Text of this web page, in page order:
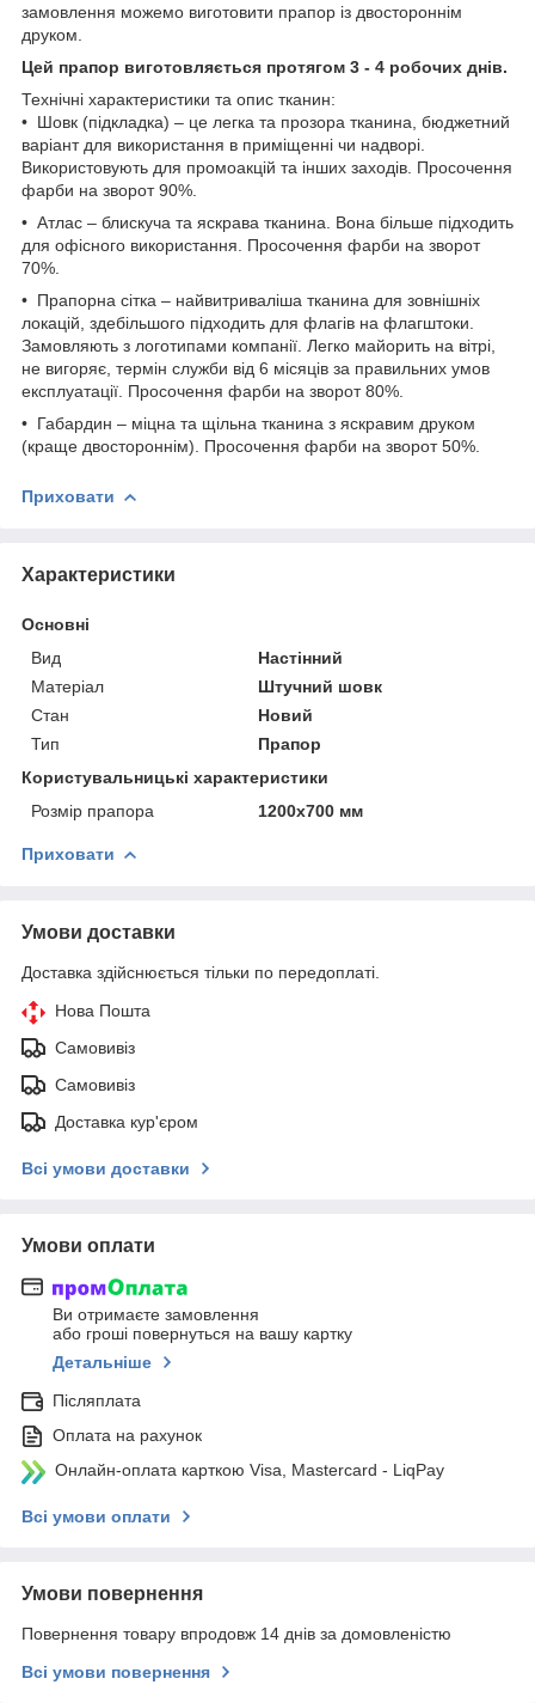
замовлення можемо виготовити прапор із двостороннім
друком.
Цей прапор виготовляється протягом 3 - 4 робочих днів.
Технічні характеристики та опис тканин:
• Шовк (підкладка) – це легка та прозора тканина, бюджетний
варіант для використання в приміщенні чи надворі.
Використовують для промоакцій та інших заходів. Просочення
фарби на зворот 90%.
• Атлас – блискуча та яскрава тканина. Вона більше підходить
для офісного використання. Просочення фарби на зворот
70%.
• Прапорна сітка – найвитриваліша тканина для зовнішніх
локацій, здебільшого підходить для флагів на флагштоки.
Замовляють з логотипами компанії. Легко майорить на вітрі,
не вигоряє, термін служби від 6 місяців за правильних умов
експлуатації. Просочення фарби на зворот 80%.
• Габардин – міцна та щільна тканина з яскравим друком
(краще двостороннім). Просочення фарби на зворот 50%.
Приховати
Характеристики
Основні
Вид
Настінний
Матеріал
Штучний шовк
Стан
Новий
Тип
Прапор
Користувальницькі характеристики
Розмір прапора
1200х700 мм
Приховати
Умови доставки
Доставка здійснюється тільки по передоплаті.
Нова Пошта
Самовивіз
Самовивіз
Доставка кур'єром
Всі умови доставки
Умови оплати
Ви отримаєте замовлення
або гроші повернуться на вашу картку
Детальніше
Післяплата
Оплата на рахунок
Онлайн-оплата карткою Visa, Mastercard - LiqPay
Всі умови оплати
Умови повернення
Повернення товару впродовж 14 днів за домовленістю
Всі умови повернення